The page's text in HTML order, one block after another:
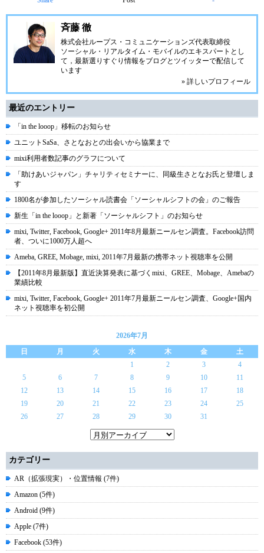
斉藤 徹
株式会社ループス・コミュニケーションズ代表取締役
ソーシャル・リアルタイム・モバイルのエキスパートとし
て，最新選りすぐり情報をブログとツイッターで配信して
います
» 詳しいプロフィール
最近のエントリー
「in the looop」移転のお知らせ
ユニットSaSa、さとなおとの出会いから協業まで
mixi利用者数記事のグラフについて
「助けあいジャパン」チャリティセミナーに、同級生さとなお氏と登壇しま
す
1800名が参加したソーシャル読書会「ソーシャルシフトの会」のご報告
新生「in the looop」と新著「ソーシャルシフト」のお知らせ
mixi, Twitter, Facebook, Google+ 2011年8月最新ニールセン調査。Facebook訪問
者、ついに1000万人超へ
Ameba, GREE, Mobage, mixi, 2011年7月最新の携帯ネット視聴率を公開
【2011年8月最新版】直近決算発表に基づくmixi、GREE、Mobage、Amebaの
業績比較
mixi, Twitter, Facebook, Google+ 2011年7月最新ニールセン調査、Google+国内
ネット視聴率を初公開
2026年7月
日
月 火 水 木 金
土
1
2 3
4
5
6 7 8 9 10
11
12
13 14 15 16 17
18
19
20 21 22 23 24
25
26
27 28 29 30 31
カテゴリー
AR（拡張現実）・位置情報 (7件)
Amazon (5件)
Android (9件)
Apple (7件)
Facebook (53件)